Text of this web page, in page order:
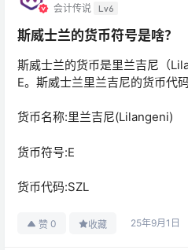
会计传说
Lv6
斯威士兰的货币符号是啥？
斯威士兰的货币是里兰吉尼（
E。斯威士兰里兰吉尼的货币代码
货币名称:里兰吉尼(Lilangeni)
货币符号:E
货币代码:SZL
赞 0 收藏 25年9月1日